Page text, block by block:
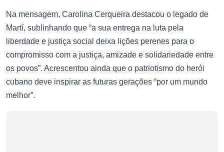
Na mensagem, Carolina Cerqueira destacou o legado de
Martí, sublinhando que “a sua entrega na luta pela
liberdade e justiça social deixa lições perenes para o
compromisso com a justiça, amizade e solidariedade entre
os povos”. Acrescentou ainda que o patriotismo do herói
cubano deve inspirar as futuras gerações “por um mundo
melhor”.